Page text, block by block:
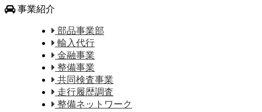
事業紹介
部品事業部
輸入代行
金融事業
整備事業
共同検査事業
走行履歴調査
整備ネットワーク